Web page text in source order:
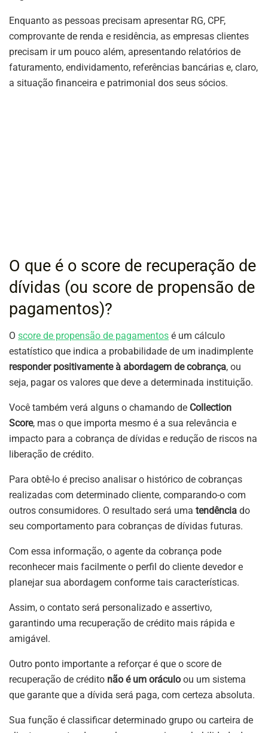
Enquanto as pessoas precisam apresentar RG, CPF,
comprovante de renda e residência, as empresas clientes
precisam ir um pouco além, apresentando relatórios de
faturamento, endividamento, referências bancárias e, claro,
a situação financeira e patrimonial dos seus sócios.
O que é o score de recuperação de
dívidas (ou score de propensão de
pagamentos)?
O score de propensão de pagamentos é um cálculo
estatístico que indica a probabilidade de um inadimplente
responder positivamente à abordagem de cobrança, ou
seja, pagar os valores que deve a determinada instituição.
Você também verá alguns o chamando de Collection
Score, mas o que importa mesmo é a sua relevância e
impacto para a cobrança de dívidas e redução de riscos na
liberação de crédito.
Para obtê-lo é preciso analisar o histórico de cobranças
realizadas com determinado cliente, comparando-o com
outros consumidores. O resultado será uma tendência do
seu comportamento para cobranças de dívidas futuras.
Com essa informação, o agente da cobrança pode
reconhecer mais facilmente o perfil do cliente devedor e
planejar sua abordagem conforme tais características.
Assim, o contato será personalizado e assertivo,
garantindo uma recuperação de crédito mais rápida e
amigável.
Outro ponto importante a reforçar é que o score de
recuperação de crédito não é um oráculo ou um sistema
que garante que a dívida será paga, com certeza absoluta.
Sua função é classificar determinado grupo ou carteira de